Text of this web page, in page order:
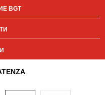
BGT